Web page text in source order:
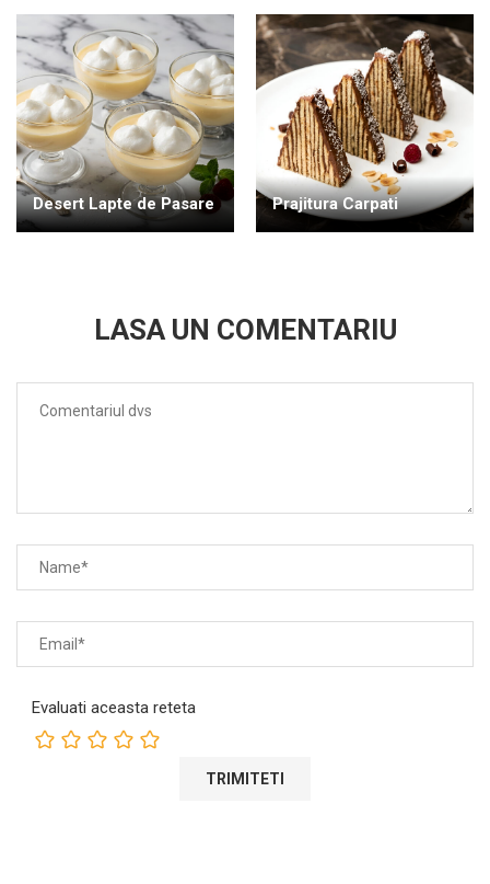
Desert Lapte de Pasare Prajitura Carpati
LASA UN COMENTARIU
Evaluati aceasta reteta